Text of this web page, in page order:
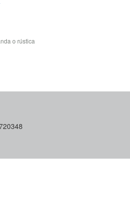
o rústica